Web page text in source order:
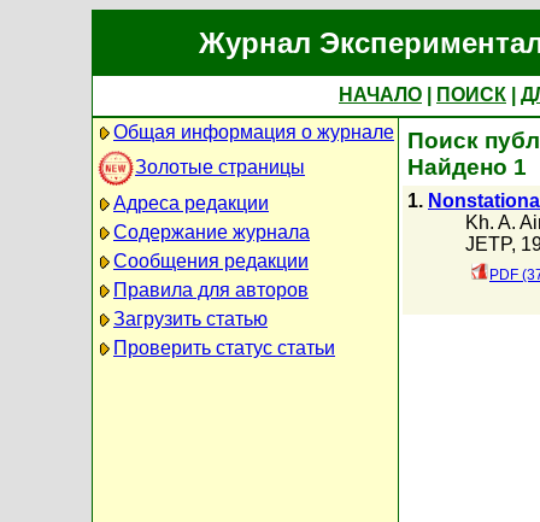
Журнал
НАЧАЛО ПОИСК
Общая информация о журнале
Золотые страницы
Адреса редакции
Содержание журнала
Сообщения редакции
Правила для авторов
Загрузить статью
Проверить статус статьи
Поиск
Найдено 1
1.
Kh. A.
JETP,
PDF